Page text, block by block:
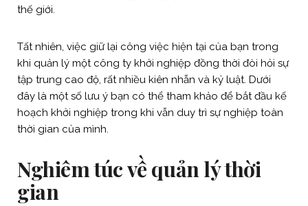
thế giới.
Tất nhiên, việc giữ lại công việc hiện tại của bạn trong
khi quản lý một công ty khởi nghiệp đồng thời đòi hỏi sự
tập trung cao độ, rất nhiều kiên nhẫn và kỷ luật. Dưới
đây là một số lưu ý bạn có thể tham khảo để bắt đầu kế
hoạch khởi nghiệp trong khi vẫn duy trì sự nghiệp toàn
thời gian của mình.
Nghiêm túc về quản lý thời
gian